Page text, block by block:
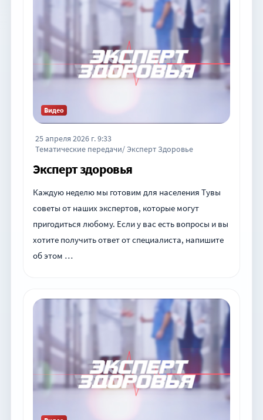
Видео
25 апреля 2026 г. 9:33
Тематические передачи/ Эксперт Здоровье
Эксперт здоровья
Каждую неделю мы готовим для населения Тувы
советы от наших экспертов, которые могут
пригодиться любому. Если у вас есть вопросы и вы
хотите получить ответ от специалиста, напишите
об этом …